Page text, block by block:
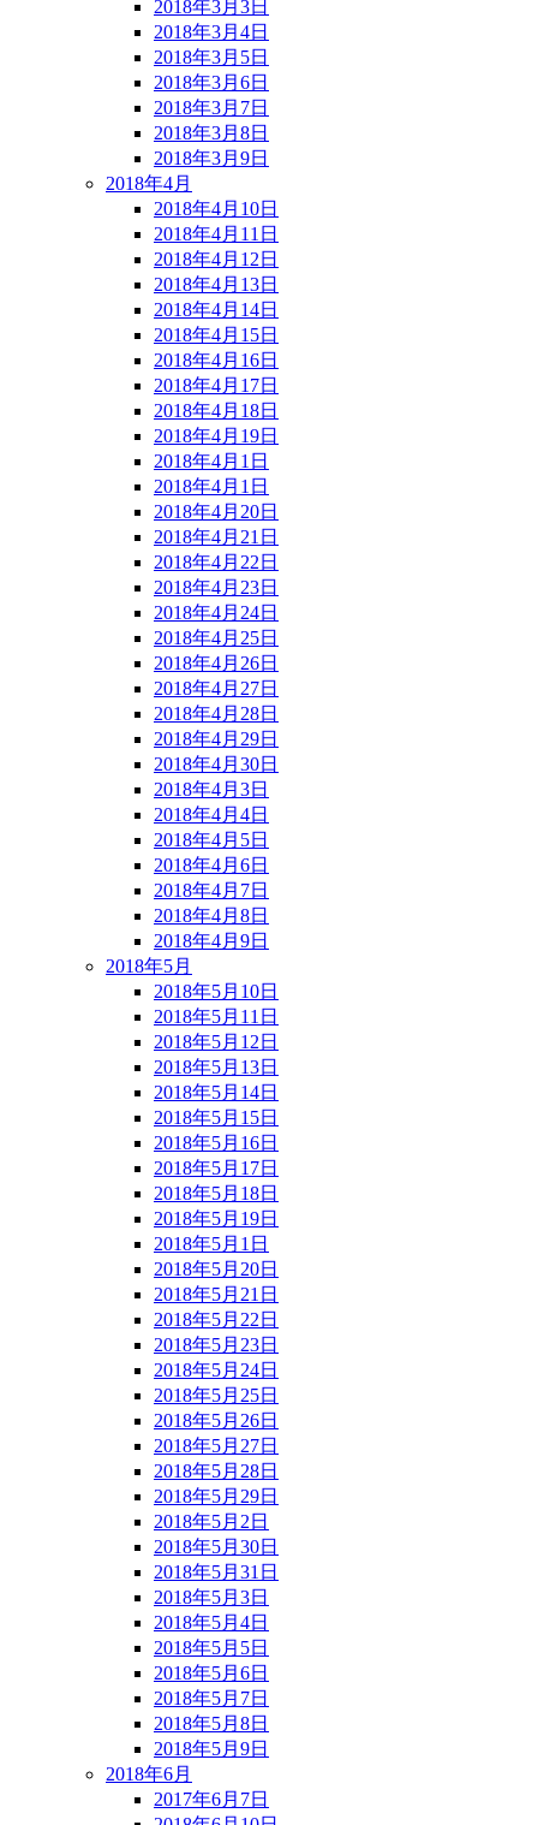
2018年3月3日
2018年3月4日
2018年3月5日
2018年3月6日
2018年3月7日
2018年3月8日
2018年3月9日
2018年4月
2018年4月10日
2018年4月11日
2018年4月12日
2018年4月13日
2018年4月14日
2018年4月15日
2018年4月16日
2018年4月17日
2018年4月18日
2018年4月19日
2018年4月1日
2018年4月1日
2018年4月20日
2018年4月21日
2018年4月22日
2018年4月23日
2018年4月24日
2018年4月25日
2018年4月26日
2018年4月27日
2018年4月28日
2018年4月29日
2018年4月30日
2018年4月3日
2018年4月4日
2018年4月5日
2018年4月6日
2018年4月7日
2018年4月8日
2018年4月9日
2018年5月
2018年5月10日
2018年5月11日
2018年5月12日
2018年5月13日
2018年5月14日
2018年5月15日
2018年5月16日
2018年5月17日
2018年5月18日
2018年5月19日
2018年5月1日
2018年5月20日
2018年5月21日
2018年5月22日
2018年5月23日
2018年5月24日
2018年5月25日
2018年5月26日
2018年5月27日
2018年5月28日
2018年5月29日
2018年5月2日
2018年5月30日
2018年5月31日
2018年5月3日
2018年5月4日
2018年5月5日
2018年5月6日
2018年5月7日
2018年5月8日
2018年5月9日
2018年6月
2017年6月7日